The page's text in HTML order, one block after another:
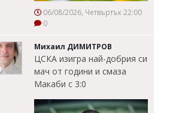
06/08/2026, Четвъртък 22:00
0
Михаил ДИМИТРОВ
ЦСКА изигра най-добрия си
мач от години и смаза
Макаби с 3:0